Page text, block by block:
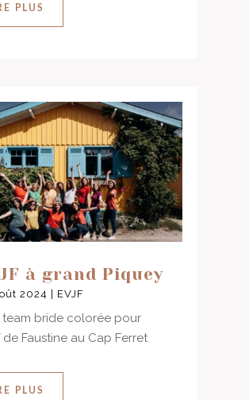
PLUS
à grand Piquey
2024 | EVJF
team bride colorée pour
de Faustine au Cap Ferret
PLUS